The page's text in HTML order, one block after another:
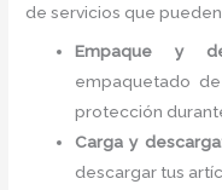
de servicios que
Empaque y
empaquetado
protección
Carga y
descargar tus